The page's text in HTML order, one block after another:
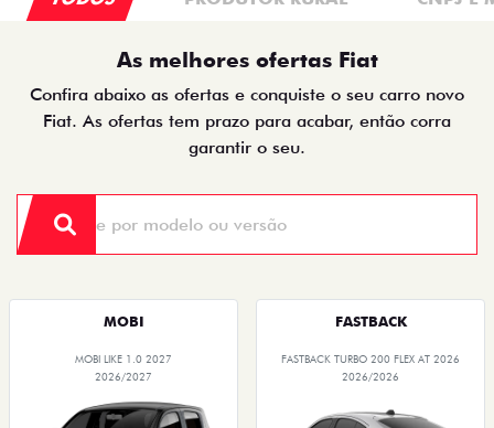
As melhores ofertas Fiat
Confira abaixo as ofertas e conquiste o seu carro novo
Fiat. As ofertas tem prazo para acabar, então corra
garantir o seu.
MOBI
MOBI LIKE 1.0 2027
2026/2027
FASTBACK
FASTBACK TURBO 200 FLEX AT 2026
2026/2026